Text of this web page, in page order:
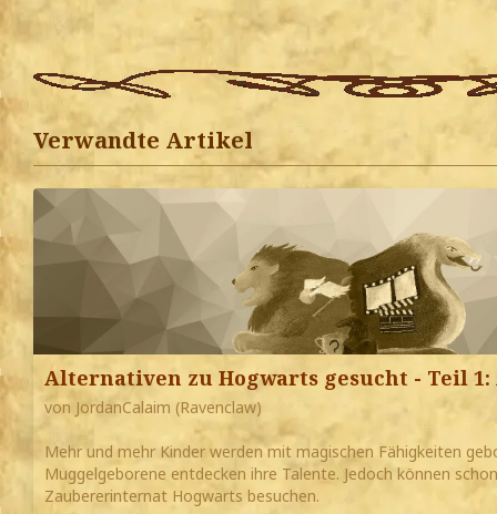
Verwandte Artikel
Alternativen zu Hogwarts gesucht - Teil
von JordanCalaim (Ravenclaw)
Mehr und mehr Kinder werden mit magischen Fähigkeiten
Muggelgeborene entdecken ihre Talente. Jedoch können
Zaubererinternat Hogwarts besuchen.